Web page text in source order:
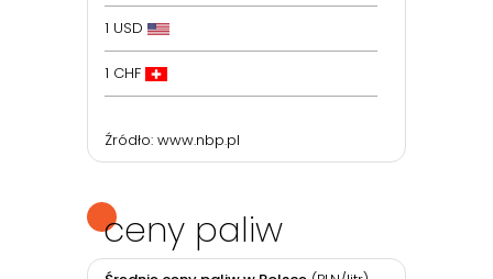
ceny paliw
1 USD
1 CHF
Źródło: www.nbp.pl